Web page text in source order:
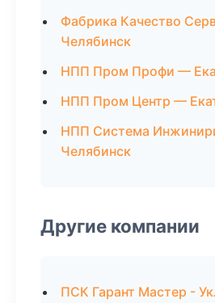
Фабрика Качество
Челябинск
НПП Пром Профи —
НПП Пром Центр —
НПП Система
Челябинск
Другие компании
ПСК Гарант Мастер -